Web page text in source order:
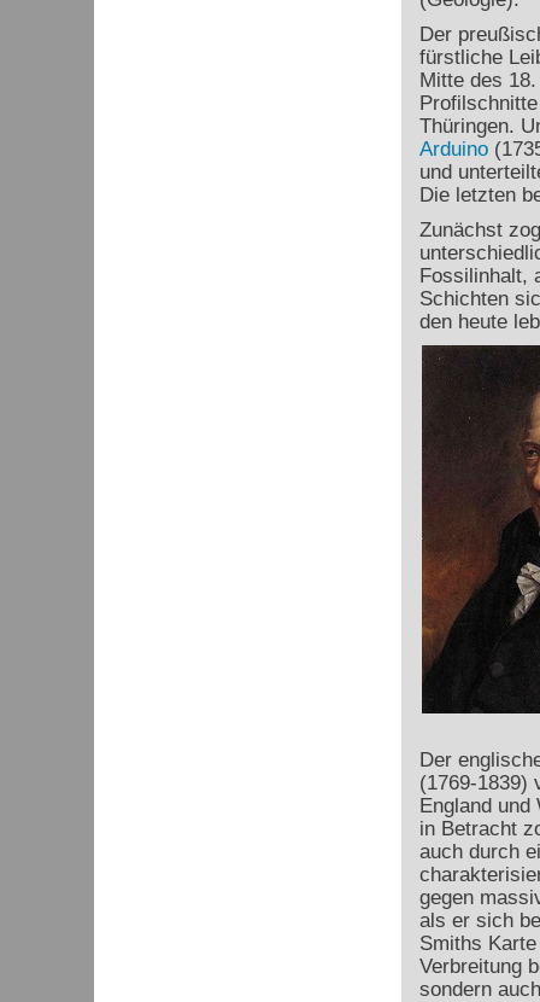
Der
fürstliche
Mitte des
Thüringen.
Arduino
und
Die letzten
Zunächst
Fossilinhalt,
Schichten
den heute
Der
(1769-1839)
England und
in Betracht
auch durch
gegen
als er sich
Smiths
Verbreitung
sondern